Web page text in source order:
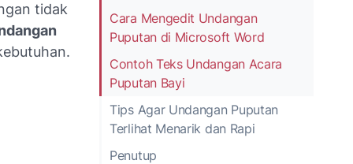
Cara Mengedit Undangan
Puputan di Microsoft Word
Contoh Teks Undangan Acara
Puputan Bayi
Tips Agar Undangan Puputan
Terlihat Menarik dan Rapi
Penutup
tidak